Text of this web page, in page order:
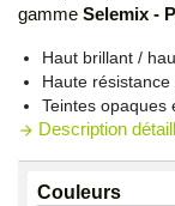
gamme Selemix -
Haut brillant /
Haute résistance
Teintes opaques
arrow_forward Description
Couleurs